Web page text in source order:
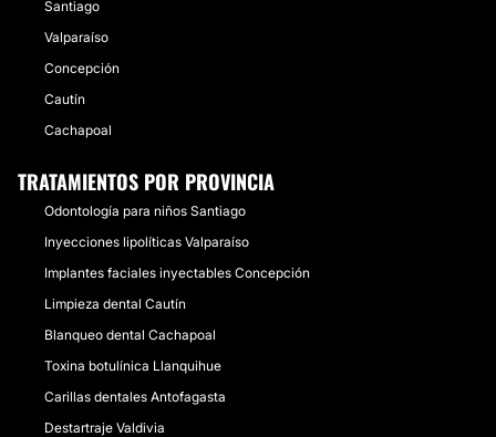
Santiago
Valparaíso
Concepción
Cautín
Cachapoal
TRATAMIENTOS POR PROVINCIA
Odontología para niños Santiago
Inyecciones lipolíticas Valparaíso
Implantes faciales inyectables Concepción
Limpieza dental Cautín
Blanqueo dental Cachapoal
Toxina botulínica Llanquihue
Carillas dentales Antofagasta
Destartraje Valdivia